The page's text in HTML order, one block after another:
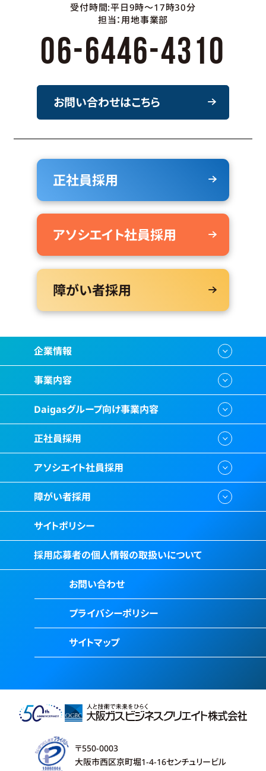
受付時間:平日9時～17時30分
担当：用地事業部
06-6446-4310
お問い合わせはこちら
正社員採用
アソシエイト社員採用
障がい者採用
企業情報
事業内容
Daigasグループ向け事業内容
正社員採用
アソシエイト社員採用
障がい者採用
採用応募者の個人情報の取扱いについて
お問い合わせ
プライバシーポリシー
サイトポリシー
サイトマップ
〒550-0003
大阪市西区京町堀1-4-16センチュリービル